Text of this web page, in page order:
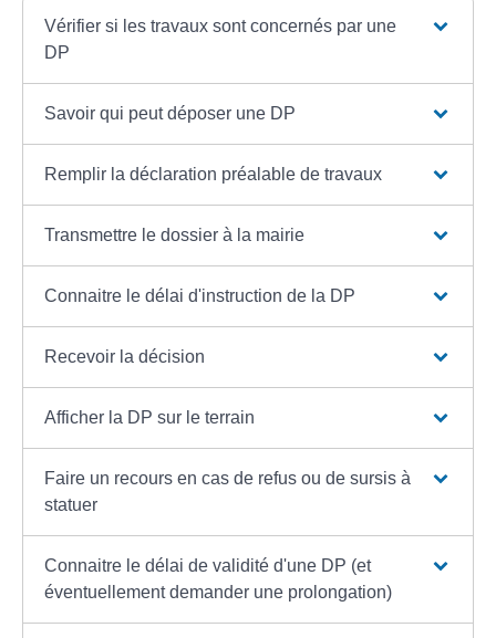
Vérifier si les travaux sont concernés par une
DP
Savoir qui peut déposer une DP
Remplir la déclaration préalable de travaux
Transmettre le dossier à la mairie
Connaitre le délai d'instruction de la DP
Recevoir la décision
Afficher la DP sur le terrain
Faire un recours en cas de refus ou de sursis à
statuer
Connaitre le délai de validité d'une DP (et
éventuellement demander une prolongation)